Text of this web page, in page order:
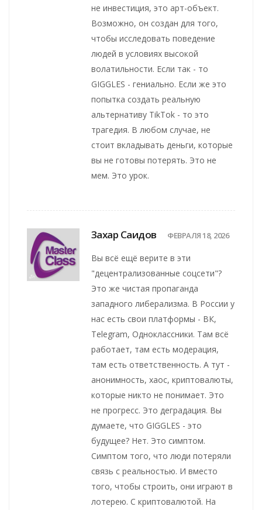
не инвестиция, это арт-объект.
Возможно, он создан для того,
чтобы исследовать поведение
людей в условиях высокой
волатильности. Если так - то
GIGGLES - гениально. Если же это
попытка создать реальную
альтернативу TikTok - то это
трагедия. В любом случае, не
стоит вкладывать деньги, которые
вы не готовы потерять. Это не
мем. Это урок.
Захар Саидов ФЕВРАЛЯ 18, 2026
Вы всё ещё верите в эти
"децентрализованные соцсети"?
Это же чистая пропаганда
западного либерализма. В России у
нас есть свои платформы - ВК,
Telegram, Одноклассники. Там всё
работает, там есть модерация,
там есть ответственность. А тут -
анонимность, хаос, криптовалюты,
которые никто не понимает. Это
не прогресс. Это деградация. Вы
думаете, что GIGGLES - это
будущее? Нет. Это симптом.
Симптом того, что люди потеряли
связь с реальностью. И вместо
того, чтобы строить, они играют в
лотерею. С криптовалютой. На